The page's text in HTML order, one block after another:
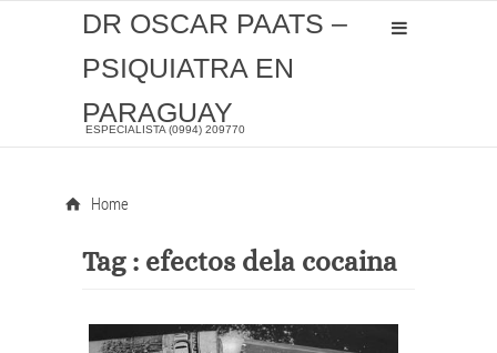
DR OSCAR PAATS –
PSIQUIATRA EN
PARAGUAY
ESPECIALISTA (0994) 209770
Home
Tag : efectos dela cocaina